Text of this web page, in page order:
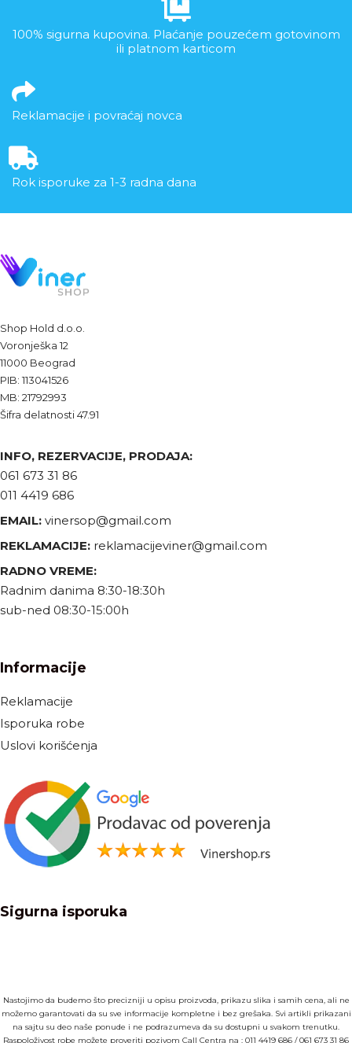
100% sigurna kupovina. Plaćanje pouzećem gotovinom
ili platnom karticom
Reklamacije i povraćaj novca
Rok isporuke za 1-3 radna dana
Shop Hold d.o.o.
Voronješka 12
11000 Beograd
PIB: 113041526
MB: 21792993
Šifra delatnosti 47.91
INFO, REZERVACIJE, PRODAJA:
061 673 31 86
011 4419 686
EMAIL: vinersop@gmail.com
REKLAMACIJE: reklamacijeviner@gmail.com
RADNO VREME:
Radnim danima 8:30-18:30h
sub-ned 08:30-15:00h
Informacije
Reklamacije
Isporuka robe
Uslovi korišćenja
Sigurna isporuka
Nastojimo da budemo što precizniji u opisu proizvoda, prikazu slika i samih cena, ali ne
možemo garantovati da su sve informacije kompletne i bez grešaka. Svi artikli prikazani
na sajtu su deo naše ponude i ne podrazumeva da su dostupni u svakom trenutku.
Raspoloživost robe možete proveriti pozivom Call Centra na : 011 4419 686 /061 673 31 86